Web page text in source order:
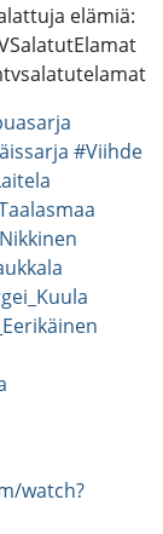
elämiä:
#Viihde
watch?